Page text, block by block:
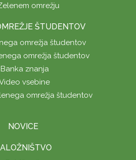
omrežju
ŠTUDENTOV
omrežja študentov
omrežja študentov
Banka znanja
vsebine
omrežja študentov
NOVICE